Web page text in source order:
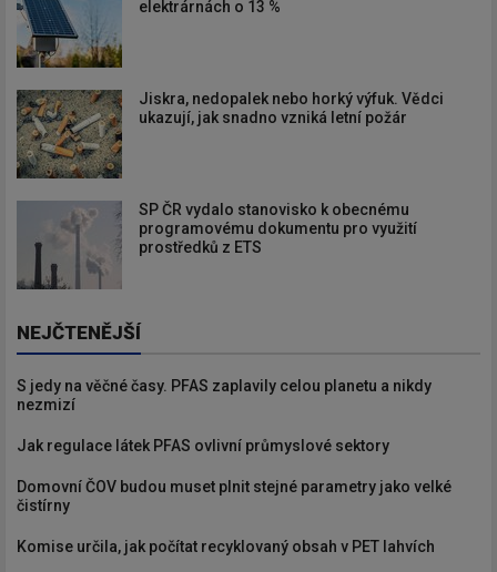
elektrárnách o 13 %
Jiskra, nedopalek nebo horký výfuk. Vědci
ukazují, jak snadno vzniká letní požár
SP ČR vydalo stanovisko k obecnému
programovému dokumentu pro využití
prostředků z ETS
NEJČTENĚJŠÍ
S jedy na věčné časy. PFAS zaplavily celou planetu a nikdy
nezmizí
Jak regulace látek PFAS ovlivní průmyslové sektory
Domovní ČOV budou muset plnit stejné parametry jako velké
čistírny
Komise určila, jak počítat recyklovaný obsah v PET lahvích